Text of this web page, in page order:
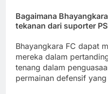
Bagaimana
tekanan dari suporter
Bhayangkara FC dapat
mereka dalam
tenang dalam
permainan defensif